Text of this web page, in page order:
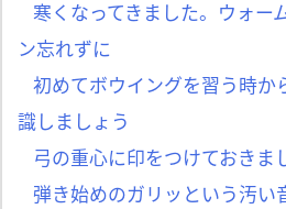
寒くなってきました。ウォー
ン忘れずに
初めてボウイングを習う時か
識しましょう
弓の重心に印をつけておきま
弾き始めのガリッという汚い